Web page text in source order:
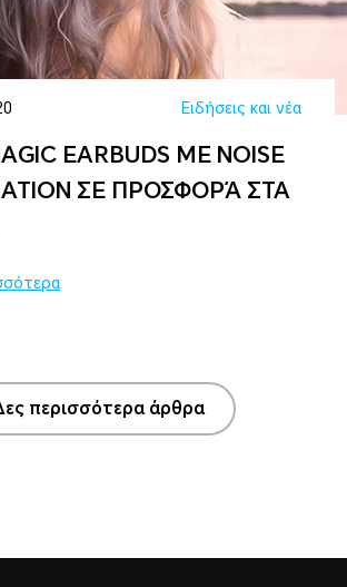
Ειδήσεις και νέα
EARBUDS ΜΕ NOISE
ΣΕ ΠΡΟΣΦΟΡΆ ΣΤΑ
περισσότερα άρθρα